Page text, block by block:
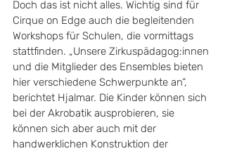
Doch das ist nicht alles. Wichtig sind für
Cirque on Edge auch die begleitenden
Workshops für Schulen, die vormittags
stattfinden. „Unsere Zirkuspädagog:innen
und die Mitglieder des Ensembles bieten
hier verschiedene Schwerpunkte an“,
berichtet Hjalmar. Die Kinder können sich
bei der Akrobatik ausprobieren, sie
können sich aber auch mit der
handwerklichen Konstruktion der